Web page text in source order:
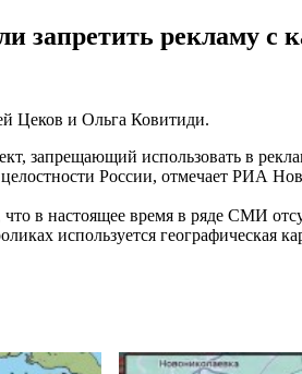
запретить рекламу с
Цеков и Ольга Ковитиди.
запрещающий использовать в
России, отмечает РИА
в настоящее время в ряде СМИ
используется